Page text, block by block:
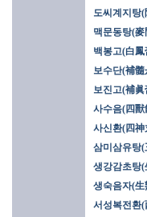
도씨계지탕
맥문동탕(
백봉고(白鳳
보수단(補
보진고(補眞
사수음(四獸
사신환(四神
삼미삼유탕
생강감초탕
생숙음자(生
서성복전환